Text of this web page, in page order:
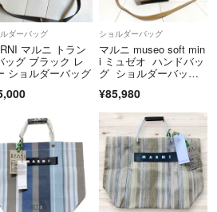
ダーバッグ
マルニ トラン
ッグ ブラック レ
ショルダーバッグ
ショルダーバッグ
マルニ museo soft min
i ミュゼオ ハンドバッ
グ ショルダーバッ
¥85,980